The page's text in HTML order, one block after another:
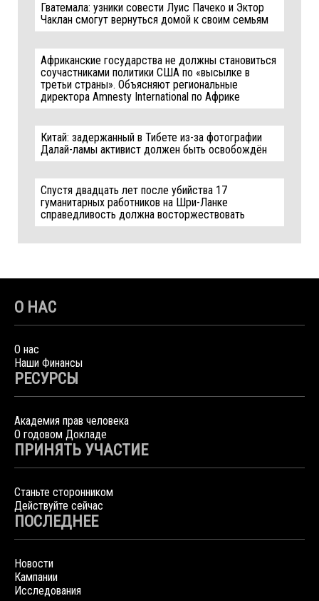
Гватемала: узники совести Луис Пачеко и Эктор
Чаклан смогут вернуться домой к своим семьям
Африканские государства не должны становиться
соучастниками политики США по «высылке в
третьи страны». Объясняют региональные
директора Amnesty International по Африке
Китай: задержанный в Тибете из-за фотографии
Далай-ламы активист должен быть освобождён
Спустя двадцать лет после убийства 17
гуманитарных работников на Шри-Ланке
справедливость должна восторжествовать
О НАС
О нас
Наши Финансы
РЕСУРСЫ
Академия прав человека
О годовом Докладе
ПРИНЯТЬ УЧАСТИЕ
Станьте сторонником
Действуйте сейчас
ПОСЛЕДНЕЕ
Новости
Кампании
Исследования